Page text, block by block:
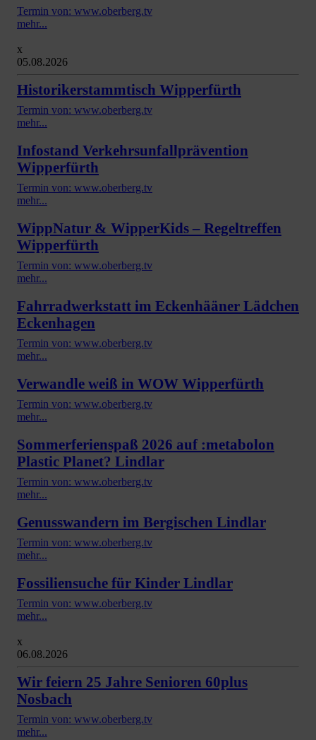
Termin von: www.oberberg.tv
mehr...
x
05.08.2026
Historikerstammtisch Wipperfürth
Termin von: www.oberberg.tv
mehr...
Infostand Verkehrsunfallprävention
Wipperfürth
Termin von: www.oberberg.tv
mehr...
WippNatur & WipperKids – Regeltreffen
Wipperfürth
Termin von: www.oberberg.tv
mehr...
Fahrradwerkstatt im Eckenhääner Lädchen
Eckenhagen
Termin von: www.oberberg.tv
mehr...
Verwandle weiß in WOW Wipperfürth
Termin von: www.oberberg.tv
mehr...
Sommerferienspaß 2026 auf :metabolon
Plastic Planet? Lindlar
Termin von: www.oberberg.tv
mehr...
Genusswandern im Bergischen Lindlar
Termin von: www.oberberg.tv
mehr...
Fossiliensuche für Kinder Lindlar
Termin von: www.oberberg.tv
mehr...
x
06.08.2026
Wir feiern 25 Jahre Senioren 60plus
Nosbach
Termin von: www.oberberg.tv
mehr...